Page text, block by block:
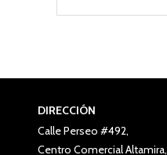
DIRECCIÓN
Calle Perseo #492,
Centro Comercial Altamira,